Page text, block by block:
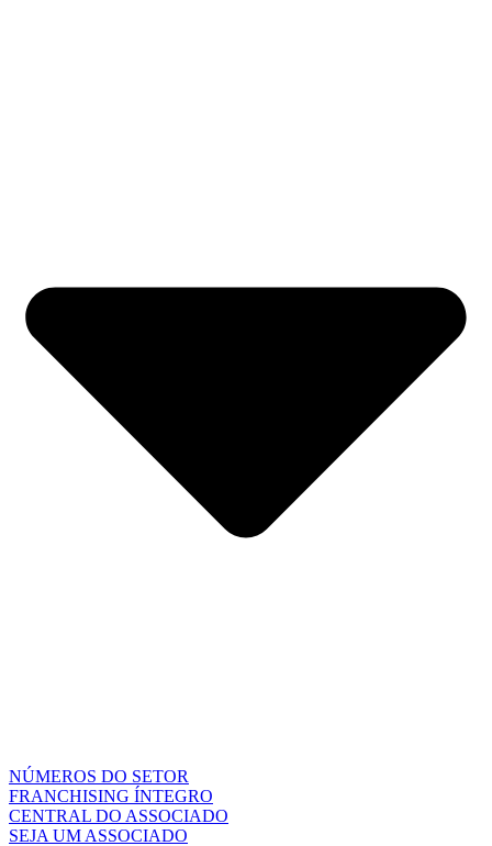
NÚMEROS DO SETOR
FRANCHISING ÍNTEGRO
CENTRAL DO ASSOCIADO
SEJA UM ASSOCIADO